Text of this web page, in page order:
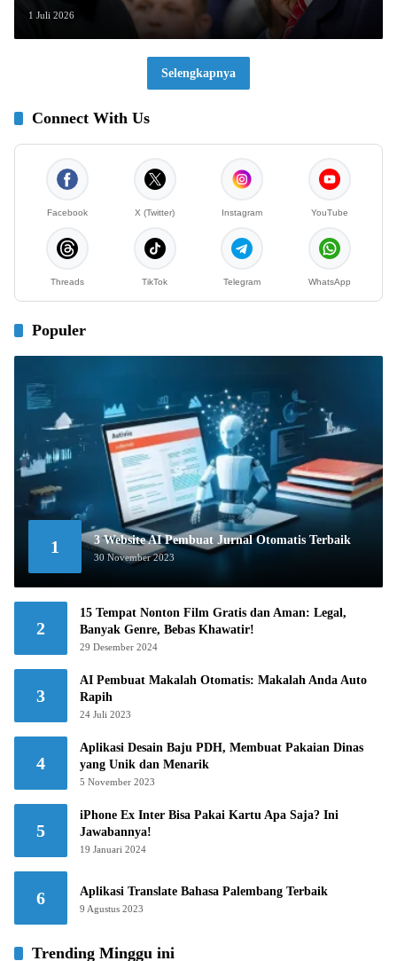
1 Juli 2026
Selengkapnya
Connect With Us
Facebook X (Twitter) Instagram YouTube
Threads TikTok Telegram WhatsApp
Populer
1 3 Website AI Pembuat Jurnal Otomatis Terbaik
30 November 2023
2
15 Tempat Nonton Film Gratis dan Aman: Legal,
Banyak Genre, Bebas Khawatir!
29 Desember 2024
3
AI Pembuat Makalah Otomatis: Makalah Anda Auto
Rapih
24 Juli 2023
4
Aplikasi Desain Baju PDH, Membuat Pakaian Dinas
yang Unik dan Menarik
5 November 2023
5
iPhone Ex Inter Bisa Pakai Kartu Apa Saja? Ini
Jawabannya!
19 Januari 2024
6 Aplikasi Translate Bahasa Palembang Terbaik
9 Agustus 2023
Trending Minggu ini